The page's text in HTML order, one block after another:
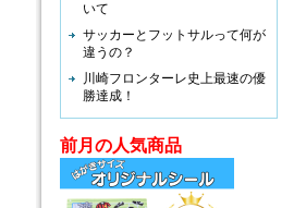
いて
サッカーとフットサルって何が
違うの？
川崎フロンターレ史上最速の優
勝達成！
前月の人気商品